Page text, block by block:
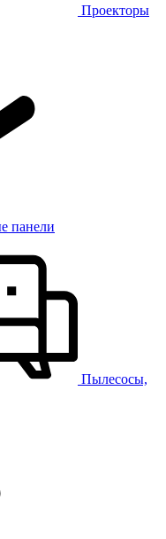
Проекторы
панели
Пылесосы,